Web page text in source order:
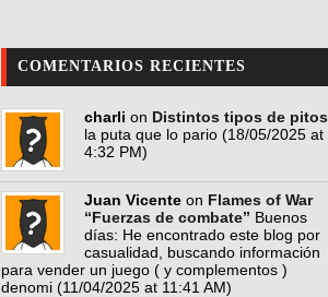
COMENTARIOS RECIENTES
charli on Distintos tipos de pitos
la puta que lo pario (18/05/2025 at
4:32 PM)
Juan Vicente on Flames of War
“Fuerzas de combate” Buenos
días: He encontrado este blog por
casualidad, buscando información
para vender un juego ( y complementos )
denomi (11/04/2025 at 11:41 AM)